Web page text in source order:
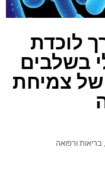
לוכדת
בשלבים
של צמיחת
בריאות ורפואה